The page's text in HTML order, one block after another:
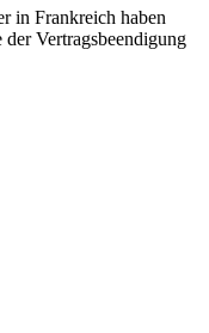
in Frankreich haben
Vertragsbeendigung